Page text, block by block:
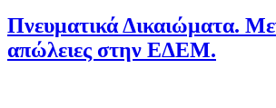
Πνευματικά Δικαιώματα.
απώλειες στην ΕΔΕΜ.